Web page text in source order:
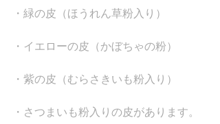
・緑の皮（ほうれん草粉入り）
・イエローの皮（かぼちゃの粉）
・紫の皮（むらさきいも粉入り）
・さつまいも粉入りの皮があります。